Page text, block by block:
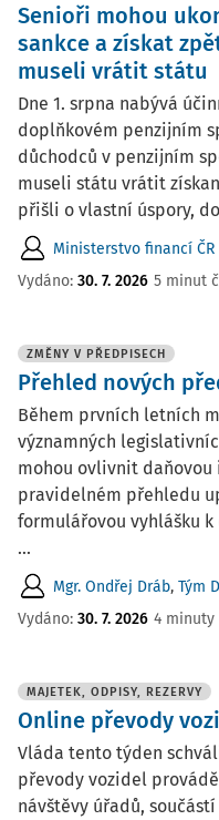
Senioři mohou
sankce a získat
museli vrátit státu
Dne 1. srpna nabývá
doplňkovém penzijním
důchodců v penzijním
museli státu vrátit
přišli o vlastní úspory,
Ministerstvo financí ČR
Vydáno: 30. 7. 2026 5 minut
ZMĚNY V PŘEDPISECH
Přehled nových
Během prvních letních
významných
mohou ovlivnit daňovou
pravidelném přehledu
formulářovou vyhlášku
...
Mgr. Ondřej Dráb, Tým
Vydáno: 30. 7. 2026 4
MAJETEK, ODPISY, REZERVY
Online převody
Vláda tento týden
převody vozidel
návštěvy úřadů,